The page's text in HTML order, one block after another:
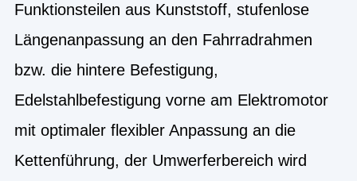
Funktionsteilen aus Kunststoff, stufenlose
Längenanpassung an den Fahrradrahmen
bzw. die hintere Befestigung,
Edelstahlbefestigung vorne am Elektromotor
mit optimaler flexibler Anpassung an die
Kettenführung, der Umwerferbereich wird